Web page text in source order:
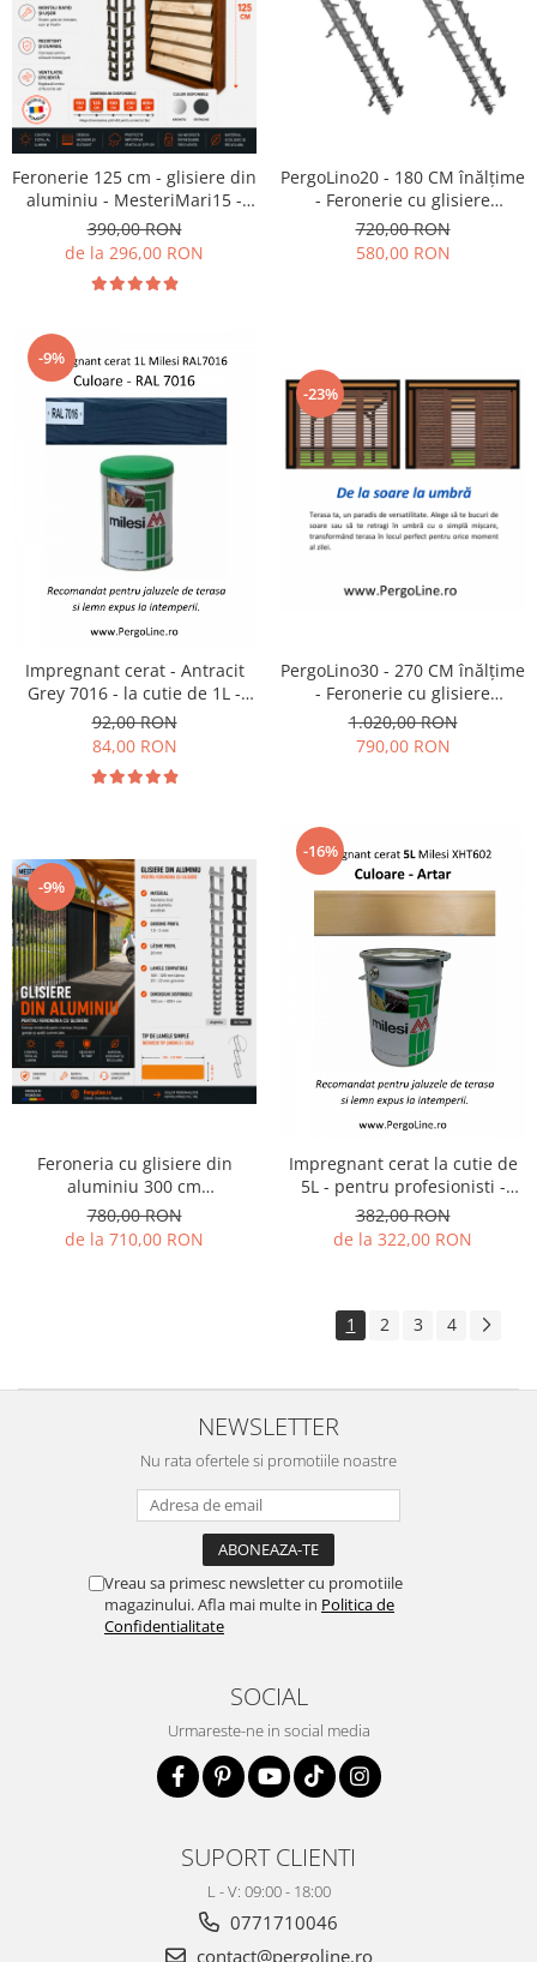
Feronerie 125 cm - glisiere din
aluminiu - MesteriMari15 -
pentru 15 de lamele
orientabile - Jaluzele de
390,00 RON
de la 296,00 RON
PergoLino20 - 180 CM înălțime
- Feronerie cu glisiere
metalice pentru 20 de lamele
orientabile - DIY - Jaluzele de
720,00 RON
580,00 RON
-9%
Impregnant cerat - Antracit
Grey 7016 - la cutie de 1L -
pentru profesionisti
92,00 RON
84,00 RON
-23%
PergoLino30 - 270 CM înălțime
- Feronerie cu glisiere
metalice pentru 30 de lamele
orientabile - DIY - Jaluzele de
1.020,00 RON
790,00 RON
-9%
Feroneria cu glisiere din
aluminiu 300 cm
MesteriMari36 - pentru 36 de
lamele
780,00 RON
de la 710,00 RON
-16%
Impregnant cerat la cutie de
5L - pentru profesionisti -
peste 10 nuante disponibile
382,00 RON
de la 322,00 RON
1 2 3 4
NEWSLETTER
Nu rata ofertele si promotiile noastre
Vreau sa primesc newsletter cu promotiile
magazinului. Afla mai multe in Politica de
Confidentialitate
SOCIAL
Urmareste-ne in social media
SUPORT CLIENTI
L - V: 09:00 - 18:00
0771710046
contact@pergoline.ro